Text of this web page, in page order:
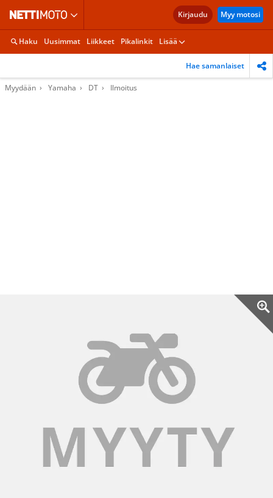
Kirjaudu Myy motosi
Haku Uusimmat Liikkeet Pikalinkit Lisää
Hae samanlaiset
Myydään Yamaha DT Ilmoitus